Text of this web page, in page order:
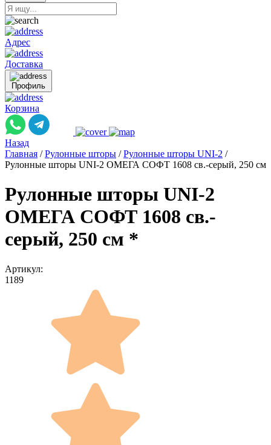
Адрес
Доставка
Профиль
Корзина
Назад
Главная / Рулонные шторы / Рулонные шторы UNI-2 /
Рулонные шторы UNI-2 ОМЕГА СОФТ 1608 св.-серый, 250 см
Рулонные шторы UNI-2
ОМЕГА СОФТ 1608 св.-
серый, 250 см *
Артикул:
1189